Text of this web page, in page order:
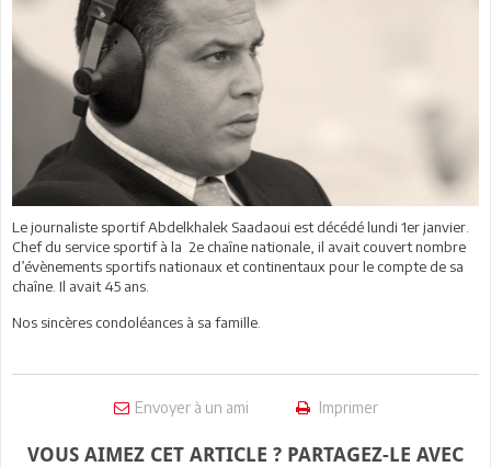
Le journaliste sportif Abdelkhalek Saadaoui est décédé lundi 1er janvier.
Chef du service sportif à la 2e chaîne nationale, il avait couvert nombre
d’évènements sportifs nationaux et continentaux pour le compte de sa
chaîne. Il avait 45 ans.
Nos sincères condoléances à sa famille.
Envoyer à un ami Imprimer
VOUS AIMEZ CET ARTICLE ? PARTAGEZ-LE AVEC